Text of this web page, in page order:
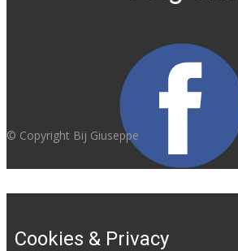
© Copyright Bij Giuseppe
Cookies & Privacy